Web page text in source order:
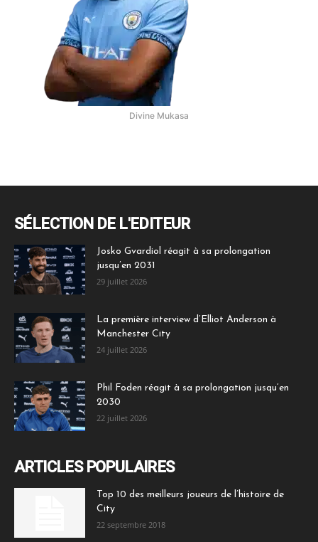
Divine Mukasa
SÉLECTION DE L'EDITEUR
Josko Gvardiol réagit à sa prolongation
jusqu’en 2031
29 juillet 2026
La première interview d’Elliot Anderson à
Manchester City
24 juillet 2026
Phil Foden réagit à sa prolongation jusqu’en
2030
22 juillet 2026
ARTICLES POPULAIRES
Top 10 des meilleurs joueurs de l’histoire de
City
22 septembre 2018